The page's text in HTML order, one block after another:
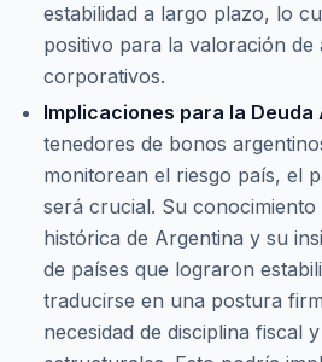
estabilidad a largo plazo, lo
positivo para la valoración
corporativos.
Implicaciones para la Deuda
tenedores de bonos
monitorean el riesgo país, el
será crucial. Su conocimiento
histórica de Argentina y su
de países que lograron
traducirse en una postura
necesidad de disciplina fiscal